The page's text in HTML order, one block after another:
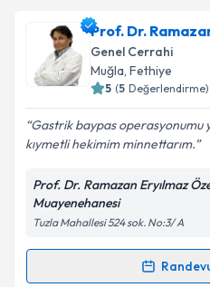
Prof. Dr.
Genel Cerrahi
Muğla, Fethiye
5 (5 Değerlendirme)
Gastrik baypas operasyonumu
kıymetli hekimim minnettarım.
Prof. Dr. Ramazan Eryılmaz
Muayenehanesi
Tuzla Mahallesi 524 sok. No:3/ A
Randevu Takvimi